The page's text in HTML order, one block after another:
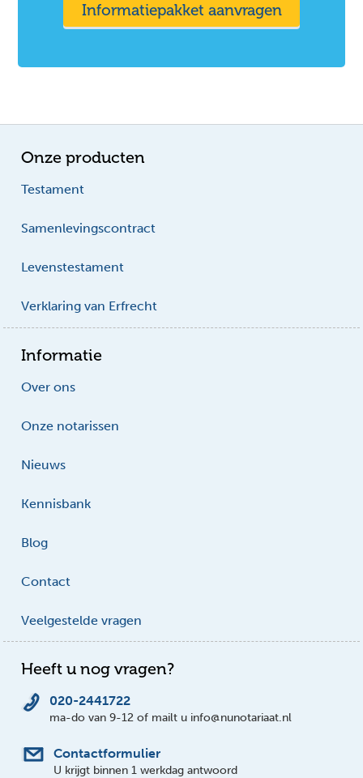
Informatiepakket aanvragen
Onze producten
Testament
Samenlevingscontract
Levenstestament
Verklaring van Erfrecht
Informatie
Over ons
Onze notarissen
Nieuws
Kennisbank
Blog
Contact
Veelgestelde vragen
Heeft u nog vragen?
020-2441722
ma-do van 9-12 of mailt u info@nunotariaat.nl
Contactformulier
U krijgt binnen 1 werkdag antwoord